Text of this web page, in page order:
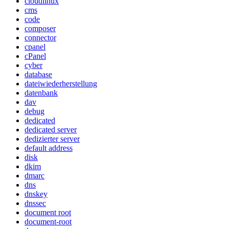
cms
code
composer
connector
cpanel
cPanel
cyber
database
dateiwiederherstellung
datenbank
dav
debug
dedicated
dedicated server
dedizierter server
default address
disk
dkim
dmarc
dns
dnskey
dnssec
document root
document-root